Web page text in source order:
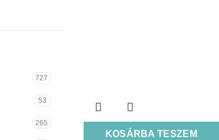
727
53
265
KOSÁRBA TESZEM